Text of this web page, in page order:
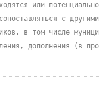
или
с
в том числе
дополнения (в